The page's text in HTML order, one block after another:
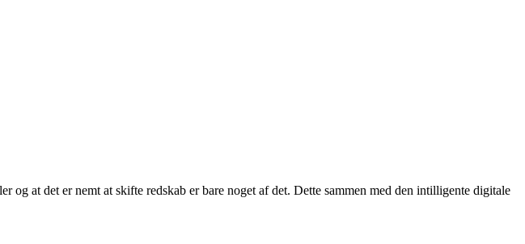
at det er nemt at skifte redskab er bare noget af det. Dette sammen med den intilligente digitale